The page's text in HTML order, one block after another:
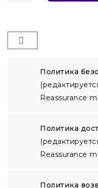
Политика
Reassurance
Политика
Reassurance
Политика